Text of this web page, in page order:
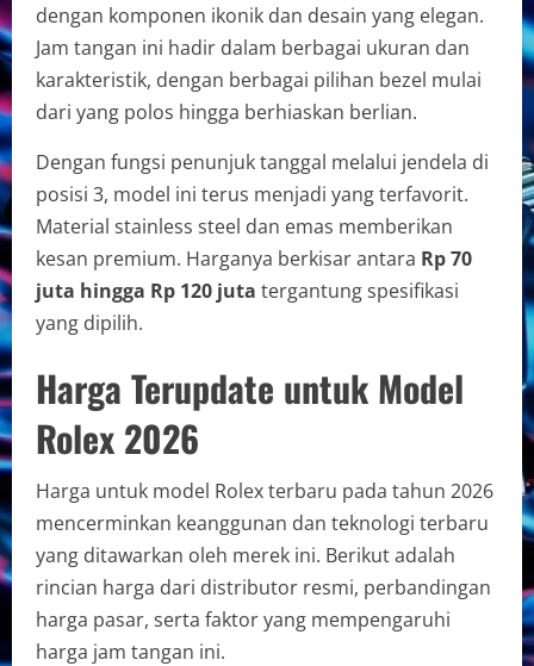
dengan komponen ikonik dan desain yang elegan.
Jam tangan ini hadir dalam berbagai ukuran dan
karakteristik, dengan berbagai pilihan bezel mulai
dari yang polos hingga berhiaskan berlian.
Dengan fungsi penunjuk tanggal melalui jendela di
posisi 3, model ini terus menjadi yang terfavorit.
Material stainless steel dan emas memberikan
kesan premium. Harganya berkisar antara Rp 70
juta hingga Rp 120 juta tergantung spesifikasi
yang dipilih.
Harga Terupdate untuk Model
Rolex 2026
Harga untuk model Rolex terbaru pada tahun 2026
mencerminkan keanggunan dan teknologi terbaru
yang ditawarkan oleh merek ini. Berikut adalah
rincian harga dari distributor resmi, perbandingan
harga pasar, serta faktor yang mempengaruhi
harga jam tangan ini.